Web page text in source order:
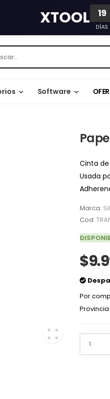
XTOOL 19
DÍAS
Software
Cinta
Usada
Marca:
Cod:
Por